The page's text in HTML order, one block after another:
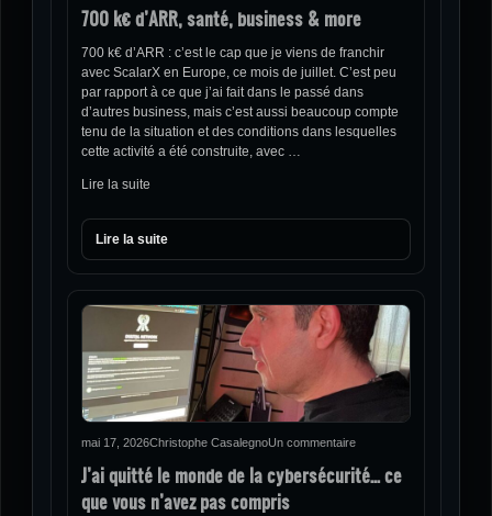
700 k€ d’ARR, santé, business & more
700 k€ d’ARR : c’est le cap que je viens de franchir
avec ScalarX en Europe, ce mois de juillet. C’est peu
par rapport à ce que j’ai fait dans le passé dans
d’autres business, mais c’est aussi beaucoup compte
tenu de la situation et des conditions dans lesquelles
cette activité a été construite, avec …
Lire la suite
Lire la suite
mai 17, 2026Christophe CasalegnoUn commentaire
J’ai quitté le monde de la cybersécurité… ce
que vous n’avez pas compris